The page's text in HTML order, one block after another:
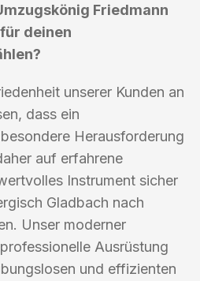
Friedmann
deinen
unserer Kunden an
dass ein
Herausforderung
auf erfahrene
Instrument sicher
Gladbach nach
Unser moderner
Ausrüstung
und effizienten